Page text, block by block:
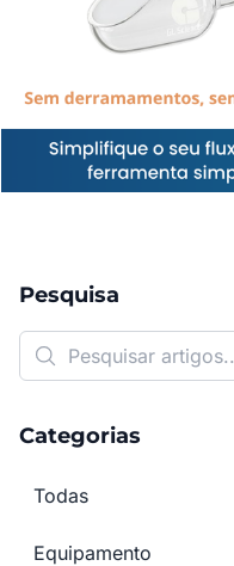
Pesquisa
Categorias
Todas
Equipamento